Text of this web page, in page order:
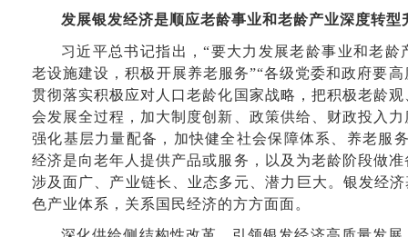
发展银发经济是顺应老龄事业和老龄产业深度转型
习近平总书记指出，“要大力发展老龄事业和老
老设施建设，积极开展养老服务”“各级党委和政府要
贯彻落实积极应对人口老龄化国家战略，把积极老龄
会发展全过程，加大制度创新、政策供给、财政投入
强化基层力量配备，加快健全社会保障体系、养老服
经济是向老年人提供产品或服务，以及为老龄阶段做
涉及面广、产业链长、业态多元、潜力巨大。银发经
色产业体系，关系国民经济的方方面面。